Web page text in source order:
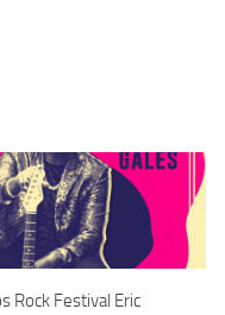
Rock Festival Eric